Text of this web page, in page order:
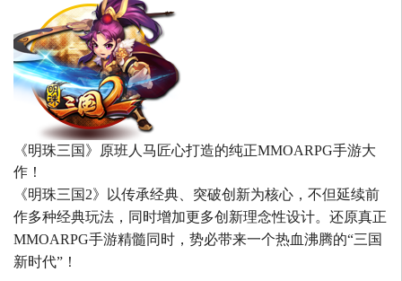
《明珠三国》原班人马匠心打造的纯正MMOARPG手游大
作！
《明珠三国2》以传承经典、突破创新为核心，不但延续前
作多种经典玩法，同时增加更多创新理念性设计。还原真正
MMOARPG手游精髓同时，势必带来一个热血沸腾的“三国
新时代”！